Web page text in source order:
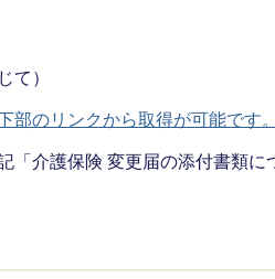
て）
部のリンクから取得が可能です。
「介護保険 変更届の添付書類に